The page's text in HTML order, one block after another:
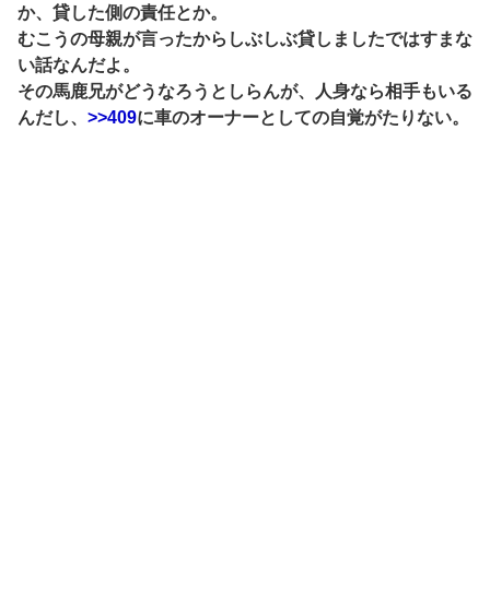
か、貸した側の責任とか。
むこうの母親が言ったからしぶしぶ貸しましたではすまな
い話なんだよ。
その馬鹿兄がどうなろうとしらんが、人身なら相手もいる
んだし、 >>409に車のオーナーとしての自覚がたりない。